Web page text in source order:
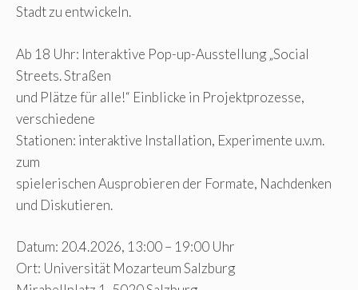
Stadt zu entwickeln.
Ab 18 Uhr: Interaktive Pop-up-Ausstellung „Social
Streets. Straßen
und Plätze für alle!“ Einblicke in Projektprozesse,
verschiedene
Stationen: interaktive Installation, Experimente u.v.m.
zum
spielerischen Ausprobieren der Formate, Nachdenken
und Diskutieren.
Datum: 20.4.2026, 13:00 – 19:00 Uhr
Ort: Universität Mozarteum Salzburg